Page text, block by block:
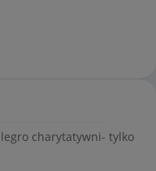
charytatywni- tylko